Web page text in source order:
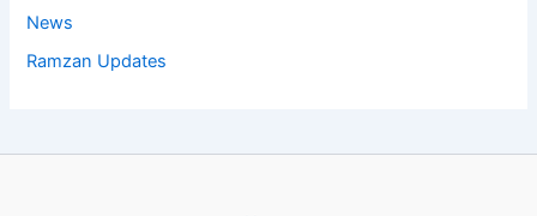
News
Ramzan Updates